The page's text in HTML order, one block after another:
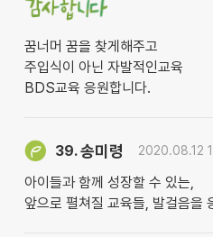
꿈너머 꿈을 찾게해주고
주입식이 아닌 자발적인교육
BDS교육 응원합니다.
39.송미령 2020.08.12
아이들과 함께 성장할 수 있는,
앞으로 펼쳐질 교육들, 발걸음을